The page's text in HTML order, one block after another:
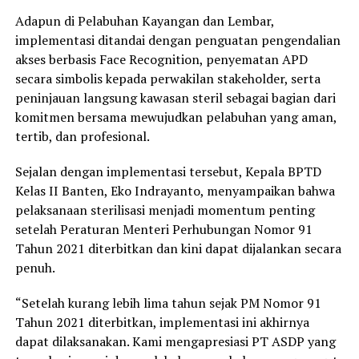
Adapun di Pelabuhan Kayangan dan Lembar,
implementasi ditandai dengan penguatan pengendalian
akses berbasis Face Recognition, penyematan APD
secara simbolis kepada perwakilan stakeholder, serta
peninjauan langsung kawasan steril sebagai bagian dari
komitmen bersama mewujudkan pelabuhan yang aman,
tertib, dan profesional.
Sejalan dengan implementasi tersebut, Kepala BPTD
Kelas II Banten, Eko Indrayanto, menyampaikan bahwa
pelaksanaan sterilisasi menjadi momentum penting
setelah Peraturan Menteri Perhubungan Nomor 91
Tahun 2021 diterbitkan dan kini dapat dijalankan secara
penuh.
“Setelah kurang lebih lima tahun sejak PM Nomor 91
Tahun 2021 diterbitkan, implementasi ini akhirnya
dapat dilaksanakan. Kami mengapresiasi PT ASDP yang